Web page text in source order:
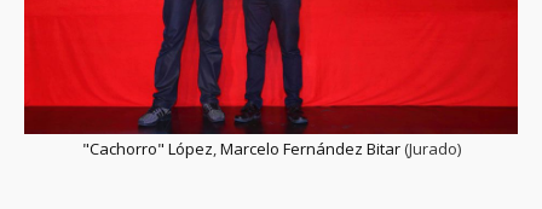
"Cachorro" López,Marcelo Fernández Bitar(Jurado)